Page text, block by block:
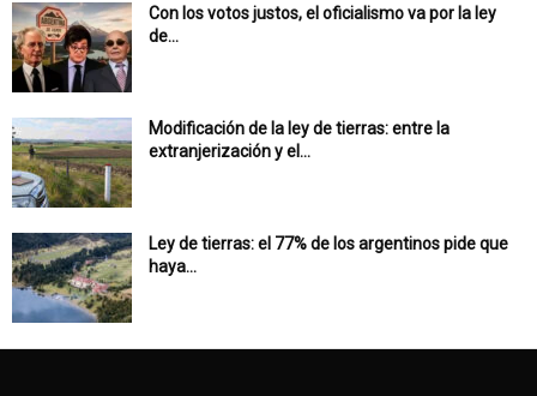
Con los votos justos, el oficialismo va por la ley
de...
Modificación de la ley de tierras: entre la
extranjerización y el...
Ley de tierras: el 77% de los argentinos pide que
haya...